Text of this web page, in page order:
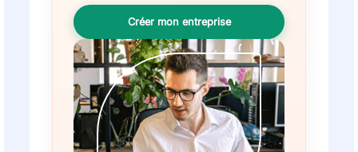
Créer mon entreprise